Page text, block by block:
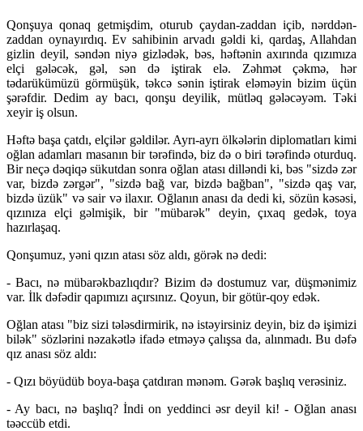
Qonşuya qonaq getmişdim, oturub çaydan-zaddan içib, nərddən-
zaddan oynayırdıq. Ev sahibinin arvadı gəldi ki, qardaş, Allahdan
gizlin deyil, səndən niyə gizlədək, bəs, həftənin axırında qızımıza
elçi gələcək, gəl, sən də iştirak elə. Zəhmət çəkmə, hər
tədarükümüzü görmüşük, təkcə sənin iştirak eləməyin bizim üçün
şərəfdir. Dedim ay bacı, qonşu deyilik, mütləq gələcəyəm. Təki
xeyir iş olsun.
Həftə başa çatdı, elçilər gəldilər. Ayrı-ayrı ölkələrin diplomatları kimi
oğlan adamları masanın bir tərəfində, biz də o biri tərəfində oturduq.
Bir neçə dəqiqə sükutdan sonra oğlan atası dilləndi ki, bəs "sizdə zər
var, bizdə zərgər", "sizdə bağ var, bizdə bağban", "sizdə qaş var,
bizdə üzük" və sair və ilaxır. Oğlanın anası da dedi ki, sözün kəsəsi,
qızınıza elçi gəlmişik, bir "mübarək" deyin, çıxaq gedək, toya
hazırlaşaq.
Qonşumuz, yəni qızın atası söz aldı, görək nə dedi:
- Bacı, nə mübarəkbazlıqdır? Bizim də dostumuz var, düşmənimiz
var. İlk dəfədir qapımızı açırsınız. Qoyun, bir götür-qoy edək.
Oğlan atası "biz sizi tələsdirmirik, nə istəyirsiniz deyin, biz də işimizi
bilək" sözlərini nəzakətlə ifadə etməyə çalışsa da, alınmadı. Bu dəfə
qız anası söz aldı:
- Qızı böyüdüb boya-başa çatdıran mənəm. Gərək başlıq verəsiniz.
- Ay bacı, nə başlıq? İndi on yeddinci əsr deyil ki! - Oğlan anası
təəccüb etdi.